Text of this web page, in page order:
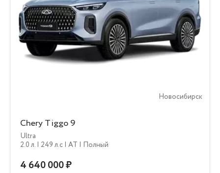
Новосибирск
Chery Tiggo 9
Ultra
2.0 л. | 249 л.c | AT | Полный
4 640 000 ₽